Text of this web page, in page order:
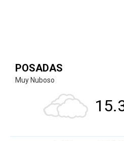
POSADAS
Muy Nuboso